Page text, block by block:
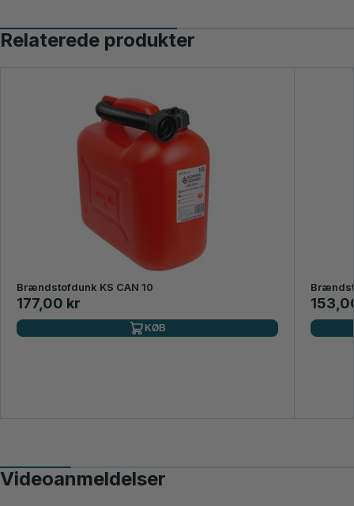
Relaterede produkter
Brændstofdunk KS CAN 10
177,00 kr
KØB
Videoanmeldelser